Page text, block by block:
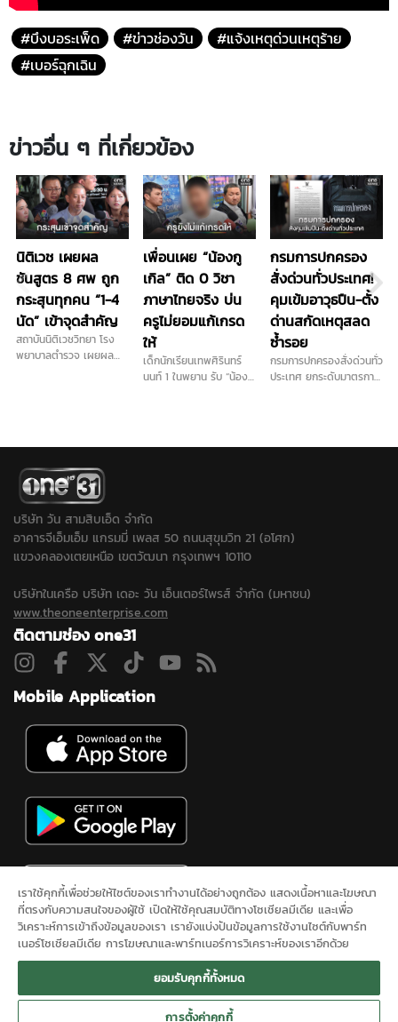
#บึงบอระเพ็ด #ข่าวช่องวัน
#แจ้งเหตุด่วนเหตุร้าย
#เบอร์ฉุกเฉิน
ข่าวอื่น ๆ ที่เกี่ยวข้อง
นิติเวช เผยผล
ชันสูตร 8 ศพ ถูก
กระสุนทุกคน “1-4
นัด” เข้าจุดสำคัญ
สถาบันนิติเวชวิทยา โรง
พยาบาลตำรวจ เผยผล
จนถึง 4 นัด ส่วนร่างเด็ก
ชายวัย 14 ปี ผู้ก่อเหตุ ถูก
ยิงเข้าศีรษะ 1 นัด กระสุน
ทะลุออก และพบเขม่าปืน
บริเวณบาดแผล สะท้อน
ระยะยิงใกล้ผิวหนัง ขณะที่
ประเด็นวิสามัญฆาตกรรม
ยังต้องรอผลการสอบสวน
เพื่อนเผย “น้องกู
เกิล” ติด 0 วิชา
ภาษาไทยจริง บ่น
ครูไม่ยอมแก้เกรด
ให้
เด็กนักเรียนเทพศิรินทร์
นนท์ 1 ในพยาน รับ “น้องกู
กรมการปกครอง
สั่งด่วนทั่วประเทศ!
คุมเข้มอาวุธปืน-ตั้ง
ด่านสกัดเหตุสลด
ซ้ำรอย
กรมการปกครองสั่งด่วนทั่ว
ประเทศ ยกระดับมาตรการ
บริษัท วัน สามสิบเอ็ด จำกัด
อาคารจีเอ็มเอ็ม แกรมมี่ เพลส 50 ถนนสุขุมวิท 21 (อโศก)
แขวงคลองเตยเหนือ เขตวัฒนา กรุงเทพฯ 10110
บริษัทในเครือ บริษัท เดอะ วัน เอ็นเตอร์ไพรส์ จำกัด (มหาชน)
www.theoneenterprise.com
ติดตามช่อง one31
Mobile Application
ดูสดช่อง 31 ละคร ซิตคอม&ซีรีส์ ข่าวช่องวัน ผังรายการ
นโยบาย
ความเป็นส่วนตัว
ONEE ติดต่อเรา
เราใช้คุกกี้เพื่อช่วยให้ไซต์ของเราทำงานได้อย่างถูกต้อง แสดงเนื้อหาและโฆษณา
ที่ตรงกับความสนใจของผู้ใช้ เปิดให้ใช้คุณสมบัติทางโซเชียลมีเดีย และเพื่อ
วิเคราะห์การเข้าถึงข้อมูลของเรา เรายังแบ่งปันข้อมูลการใช้งานไซต์กับพาร์ท
เนอร์โซเชียลมีเดีย การโฆษณาและพาร์ทเนอร์การวิเคราะห์ของเราอีกด้วย
ยอมรับคุกกี้ทั้งหมด
การตั้งค่าคุกกี้